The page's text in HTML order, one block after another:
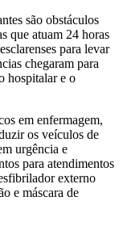
são obstáculos
que atuam 24 horas
para levar
chegaram para
hospitalar e o
em enfermagem,
os veículos de
urgência e
para atendimentos
externo
e máscara de